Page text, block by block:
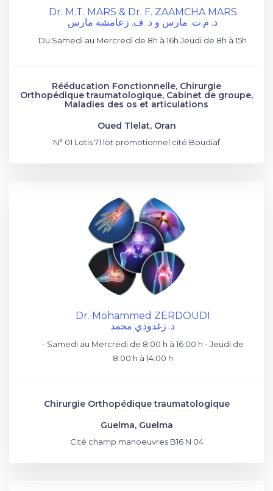
Dr. M.T. MARS & Dr. F. ZAAMCHA MARS
د. م.ت. مارس و د. ف. زعامشة مارس
Du Samedi au Mercredi de 8h à 16h Jeudi de 8h à 15h
Rééducation Fonctionnelle, Chirurgie
Orthopédique traumatologique, Cabinet de groupe,
Maladies des os et articulations
Oued Tlelat, Oran
N° 01 Lotis 71 lot promotionnel cité Boudiaf
Dr. Mohammed ZERDOUDI
د. زغدودي محمد
- Samedi au Mercredi de 8:00 h à 16:00 h - Jeudi de
8:00 h à 14:00 h
Chirurgie Orthopédique traumatologique
Guelma, Guelma
Cité champ manoeuvres B16 N 04